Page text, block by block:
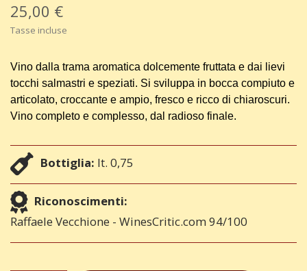
25,00 €
Tasse incluse
Vino dalla trama aromatica dolcemente fruttata e dai lievi
tocchi salmastri e speziati. Si sviluppa in bocca compiuto e
articolato, croccante e ampio, fresco e ricco di chiaroscuri.
Vino completo e complesso, dal radioso finale.
Bottiglia: lt. 0,75
Riconoscimenti:
Raffaele Vecchione - WinesCritic.com 94/100